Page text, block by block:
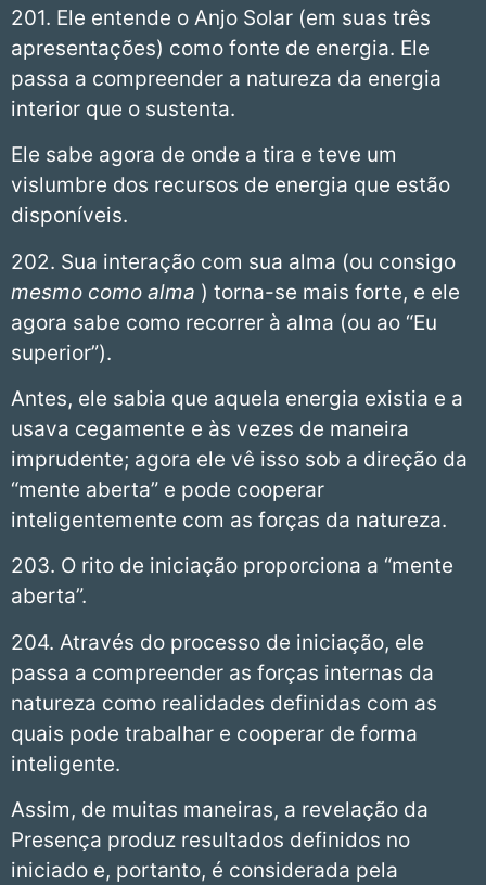
201. Ele entende o Anjo Solar (em suas três
apresentações) como fonte de energia. Ele
passa a compreender a natureza da energia
interior que o sustenta.
Ele sabe agora de onde a tira e teve um
vislumbre dos recursos de energia que estão
disponíveis.
202. Sua interação com sua alma (ou consigo
mesmo como alma ) torna-se mais forte, e ele
agora sabe como recorrer à alma (ou ao “Eu
superior”).
Antes, ele sabia que aquela energia existia e a
usava cegamente e às vezes de maneira
imprudente; agora ele vê isso sob a direção da
“mente aberta” e pode cooperar
inteligentemente com as forças da natureza.
203. O rito de iniciação proporciona a “mente
aberta”.
204. Através do processo de iniciação, ele
passa a compreender as forças internas da
natureza como realidades definidas com as
quais pode trabalhar e cooperar de forma
inteligente.
Assim, de muitas maneiras, a revelação da
Presença produz resultados definidos no
iniciado e, portanto, é considerada pela